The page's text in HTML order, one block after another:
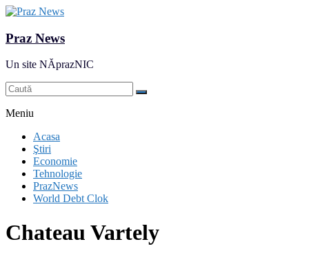
Praz News
Un site NĂprazNIC
Meniu
Acasa
Ştiri
Economie
Tehnologie
PrazNews
World Debt Clok
Chateau Vartely